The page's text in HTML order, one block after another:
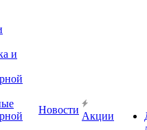
и
Новости
Акции